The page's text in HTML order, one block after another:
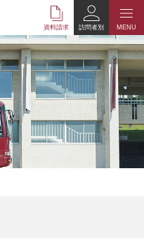
資料請求 MENU
訪問者別